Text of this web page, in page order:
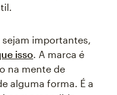
importantes,
isso . A marca é
na mente de
alguma forma. É a